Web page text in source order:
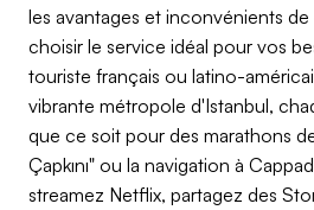
les avantages et inconvénients
choisir le service idéal pour vos
touriste français ou latino-
vibrante métropole d'Istanbul,
que ce soit pour des marathons
Çapkını" ou la navigation à
streamez Netflix, partagez des